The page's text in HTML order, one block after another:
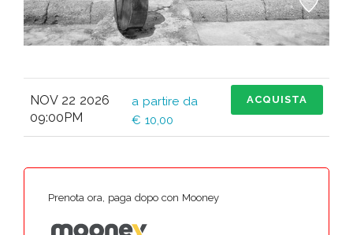
NOV 22 2026
09:00PM
a partire da
€ 10,00
ACQUISTA
Prenota ora, paga dopo con Mooney